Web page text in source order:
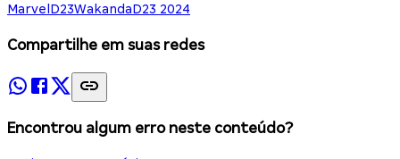
Marvel D23WakandaD23 2024
Compartilhe em suas redes
Encontrou algum erro neste conteúdo?